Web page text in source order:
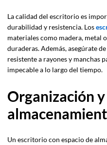
La calidad del escritorio es
durabilidad y resistencia. Los
materiales como madera, metal
duraderas. Además, asegúrate
resistente a rayones y manchas
impecable a lo largo del tiempo.
Organización y
Un escritorio con espacio de